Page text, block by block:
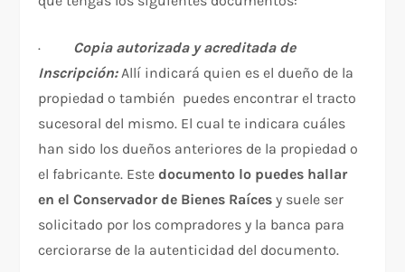
· Copia autorizada y acreditada de
Inscripción:Allí indicará quien es el dueño de la
propiedad o también puedes encontrar el tracto
sucesoral del mismo. El cual te indicara cuáles
han sido los dueños anteriores de la propiedad o
el fabricante. Estedocumento lo puedes hallar
en el Conservador de Bienes Raíces y suele ser
solicitado por los compradores y la banca para
cerciorarse de la autenticidad del documento.